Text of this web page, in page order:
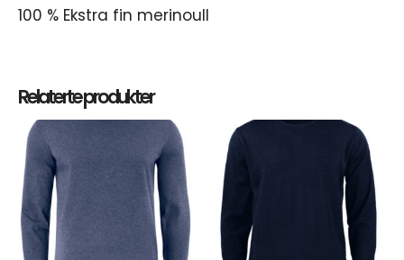
100 % Ekstra fin merinoull
Relaterte produkter
Dette
produktet
har
flere
varianter.
Alternativene
kan
har
flere
kan